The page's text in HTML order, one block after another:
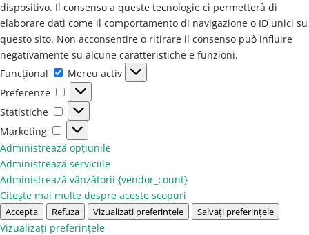
dispositivo. Il consenso a queste tecnologie ci permetterà di
elaborare dati come il comportamento di navigazione o ID unici su
questo sito. Non acconsentire o ritirare il consenso può influire
negativamente su alcune caratteristiche e funzioni.
Funcţional
Funcţional
Mereu activ
Preferenze
Preferenze
Statistiche
Statistiche
Marketing
Marketing
Administrează opțiunile
Administrează serviciile
Administrează vânzătorii {vendor_count}
Citește mai multe despre aceste scopuri
Accepta Refuza Vizualizați preferințele Salvați preferințele
Vizualizați preferințele